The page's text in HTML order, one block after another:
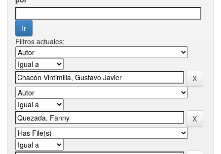
Filtros actuales: